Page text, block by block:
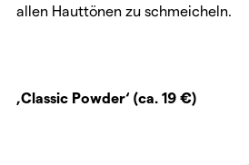
allen Hauttönen zu schmeicheln.
‚Classic Powder‘ (ca. 19 €)